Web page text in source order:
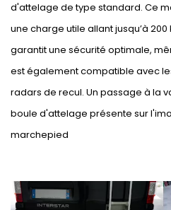
d'attelage de type standard. Ce
une charge utile allant jusqu’à
garantit une sécurité optimale,
est également compatible avec
radars de recul. Un passage à la
boule d'attelage présente sur
marchepied